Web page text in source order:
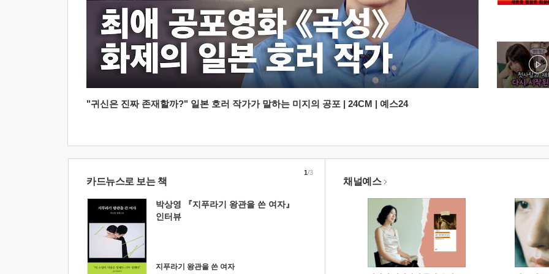
"귀신은 진짜 존재할까?" 일본 호러 작가가 말하는 미지의 공포 | 24CM | 예스24
카드뉴스로 보는 책
박상영 『지푸라기 왕관을 쓴 여자』
인터뷰
지푸라기 왕관을 쓴 여자
1/3
채널예스